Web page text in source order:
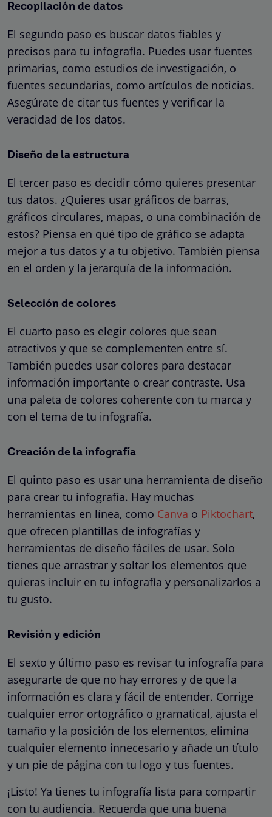
Recopilación de datos
El segundo paso es buscar datos fiables y
precisos para tu infografía. Puedes usar fuentes
primarias, como estudios de investigación, o
fuentes secundarias, como artículos de noticias.
Asegúrate de citar tus fuentes y verificar la
veracidad de los datos.
Diseño de la estructura
El tercer paso es decidir cómo quieres presentar
tus datos. ¿Quieres usar gráficos de barras,
gráficos circulares, mapas, o una combinación de
estos? Piensa en qué tipo de gráfico se adapta
mejor a tus datos y a tu objetivo. También piensa
en el orden y la jerarquía de la información.
Selección de colores
El cuarto paso es elegir colores que sean
atractivos y que se complementen entre sí.
También puedes usar colores para destacar
información importante o crear contraste. Usa
una paleta de colores coherente con tu marca y
con el tema de tu infografía.
Creación de la infografía
El quinto paso es usar una herramienta de diseño
para crear tu infografía. Hay muchas
herramientas en línea, como Canva o Piktochart,
que ofrecen plantillas de infografías y
herramientas de diseño fáciles de usar. Solo
tienes que arrastrar y soltar los elementos que
quieras incluir en tu infografía y personalizarlos a
tu gusto.
Revisión y edición
El sexto y último paso es revisar tu infografía para
asegurarte de que no hay errores y de que la
información es clara y fácil de entender. Corrige
cualquier error ortográfico o gramatical, ajusta el
tamaño y la posición de los elementos, elimina
cualquier elemento innecesario y añade un título
y un pie de página con tu logo y tus fuentes.
¡Listo! Ya tienes tu infografía lista para compartir
con tu audiencia. Recuerda que una buena